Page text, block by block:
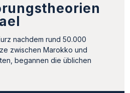
nachdem rund 50.000
zwischen Marokko und
begannen die üblichen